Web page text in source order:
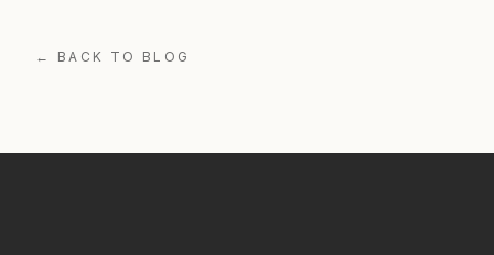
← BACK TO BLOG